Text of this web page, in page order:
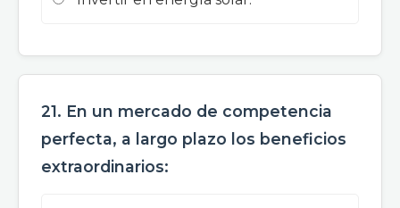
21. En un mercado de competencia
perfecta, a largo plazo los beneficios
extraordinarios: